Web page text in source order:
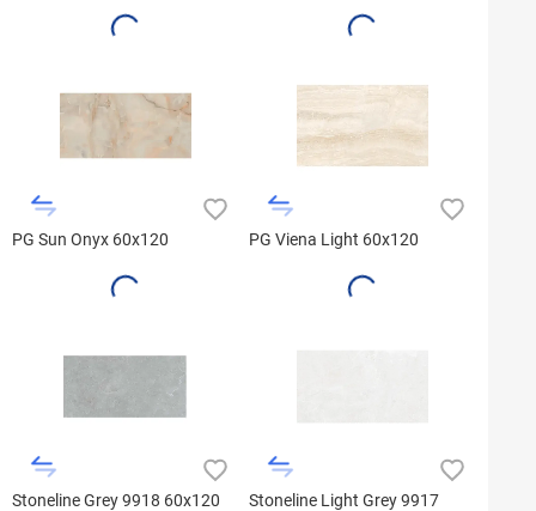
PG Sun Onyx 60x120 PG Viena Light 60x120
Stoneline Grey 9918 60x120
Stoneline Light Grey 9917